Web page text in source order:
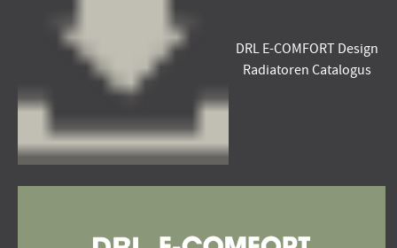
DRL E-COMFORT Design
Radiatoren Catalogus